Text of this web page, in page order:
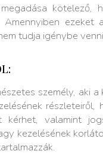
kötelező,
Amennyiben
tudja igénybe
személy, aki
kérhet, valamint
kezelésének